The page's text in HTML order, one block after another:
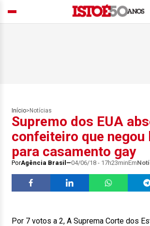
Início> Notícias
Supremo dos EUA
confeiteiro que negou
para casamento gay
PorAgência Brasil 04/06/18 - 17h23minEm
Por 7 votos a 2, A Suprema Corte dos